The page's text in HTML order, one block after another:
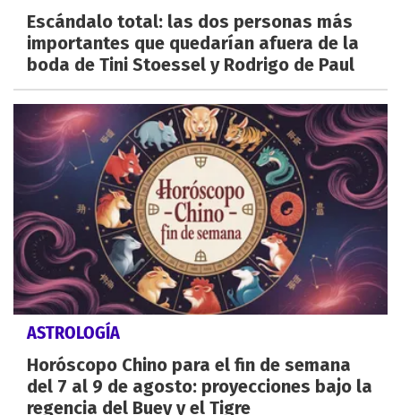
Escándalo total: las dos personas más
importantes que quedarían afuera de la
boda de Tini Stoessel y Rodrigo de Paul
ASTROLOGÍA
Horóscopo Chino para el fin de semana
del 7 al 9 de agosto: proyecciones bajo la
regencia del Buey y el Tigre